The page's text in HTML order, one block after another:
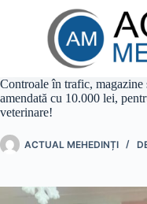
Controale în trafic,
amendată cu 10.000 lei,
veterinare!
ACTUAL MEHEDINȚI